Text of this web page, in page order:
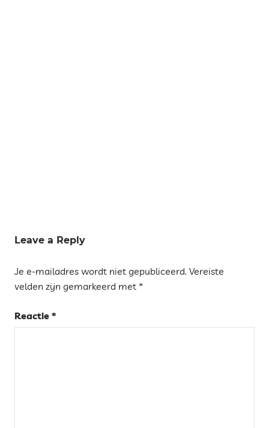
KERSTMIS
TIPS
TARRAGONA
Leave a Reply
Je e-mailadres wordt niet gepubliceerd. Vereiste
velden zijn gemarkeerd met *
Reactie *